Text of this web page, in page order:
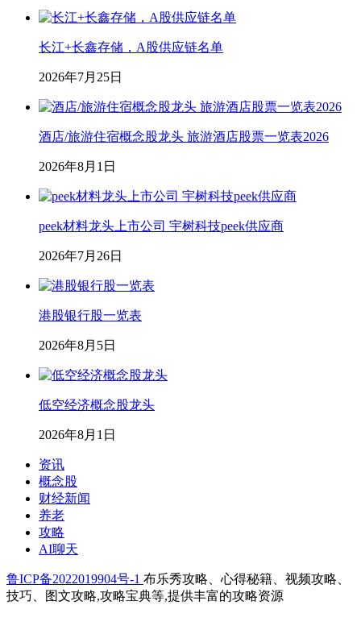
长江+长鑫存储，A股供应链名单
2026年7月25日
酒店/旅游住宿概念股龙头 旅游酒店股票一览表2026
2026年8月1日
peek材料龙头上市公司 宇树科技peek供应商
2026年7月26日
港股银行股一览表
2026年8月5日
低空经济概念股龙头
2026年8月1日
资讯
概念股
财经新闻
养老
攻略
AI聊天
鲁ICP备2022019904号-1 布乐秀攻略、心得秘籍、视频攻略、
技巧、图文攻略,攻略宝典等,提供丰富的攻略资源